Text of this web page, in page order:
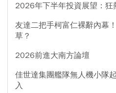
2026年下半年投資展望：狂
友達二把手柯富仁裸辭內幕
草？
2026前進大南方論壇
佳世達集團艦隊無人機小隊
入